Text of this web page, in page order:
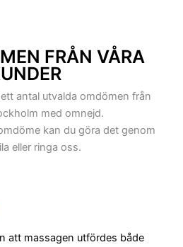
Rorgängargatan,
Sickla Kanalgata,
Sjöfartsgatan,
Sjökortsgatan,
Skeppsmäklargatan,
Styrbordsgatan,
FRÅN VÅRA
antal utvalda omdömen från
med omnejd.
kan du göra det genom
eller ringa oss.
att massagen utfördes både